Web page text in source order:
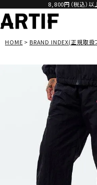
8,800円（税込）以
HOME BRAND INDEX(正規取扱